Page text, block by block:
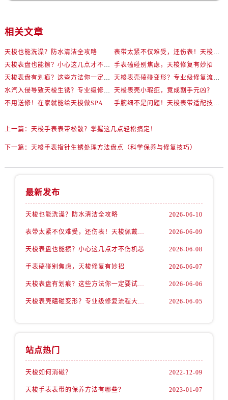
相关文章
天梭也能洗澡？防水清洁全攻略
手表磕碰别焦虑，天梭修复有妙招
天梭表壳小瑕疵，竟成割手元凶？
不用送修！在家就能给天梭做SPA
上一篇： 天梭手表表带松散？掌握这几点轻松搞定！
下一篇： 天梭手表指针生锈处理方法盘点（科学保养与修复技巧）
最新发布
天梭也能洗澡？防水清洁全攻略 2026-06-10
2026-06-09
天梭表盘也能擦？小心这几点才不伤机芯 2026-06-08
手表磕碰别焦虑，天梭修复有妙招 2026-06-07
2026-06-06
2026-06-05
站点热门
天梭如何消磁？ 2022-12-09
天梭手表表带的保养方法有哪些？ 2023-01-07